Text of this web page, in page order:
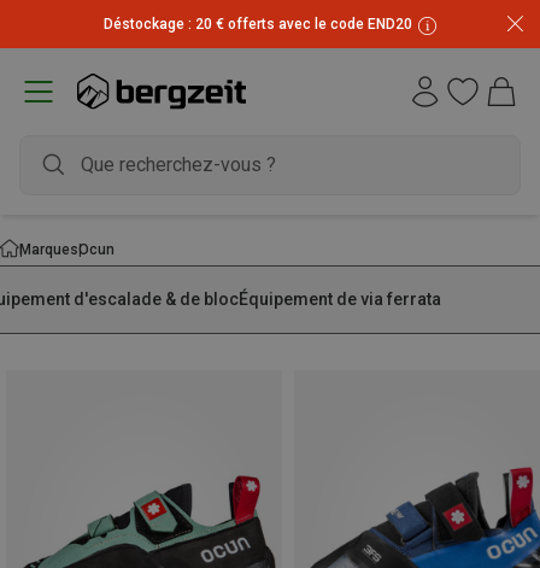
Inscrivez-vous à la newsletter et recevez 10 € !
MarquesOcun
d'escalade & de blocÉquipement de via ferrata